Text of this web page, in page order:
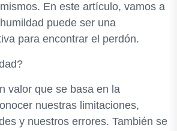
En este artículo, vamos a
puede ser una
para encontrar el perdón.
valor que se basa en la
nuestras limitaciones,
y nuestros errores. También se